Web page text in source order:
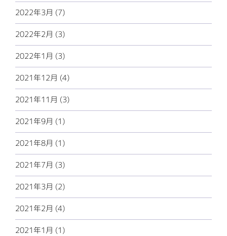
2022年3月 (7)
2022年2月 (3)
2022年1月 (3)
2021年12月 (4)
2021年11月 (3)
2021年9月 (1)
2021年8月 (1)
2021年7月 (3)
2021年3月 (2)
2021年2月 (4)
2021年1月 (1)